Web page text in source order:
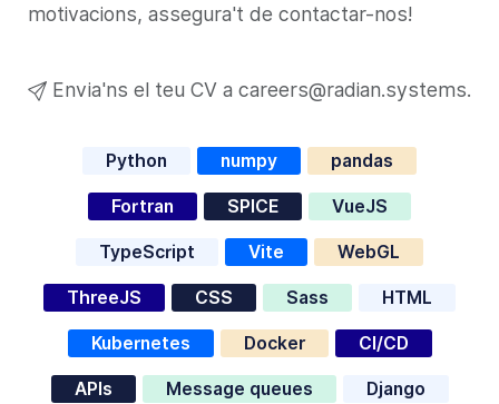
motivacions, assegura't de contactar-nos!
Envia'ns el teu CV a careers@radian.systems.
Python numpy pandas
Fortran SPICE VueJS
TypeScript Vite WebGL
ThreeJS CSS Sass HTML
Kubernetes Docker CI/CD
APIs Message queues Django